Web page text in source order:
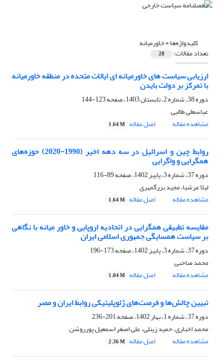
کلیدواژه‌ها =خاورمیانه
تعداد مقالات: 28
ارزیابی سیاست های خاورمیانه ای ایالات متحده در منطقه خاورمیانه
با تمرکز بر دولت بایدن
دوره 38، شماره 2، تابستان 1403، صفحه
123-144
عباسعلی طالبی
مشاهده مقاله
اصل مقاله 1.64 M
روابط چین و اسرائیل در سه دهه اخیر (1990-2020) حوزه‌های
همگرایی و واگرایی
دوره 37، شماره 3، پاییز 1402، صفحه
89-116
لیلا عرشیا، مجید بزرگمهری
مشاهده مقاله
اصل مقاله 1.64 M
مقایسه تطبیقی همگرایی در اتحادیه اروپایی و خاور میانه با نگاهی
بر سیاست همسایگی جمهوری اسلامی ایران
دوره 37، شماره 3، پاییز 1402، صفحه
173-196
محمد صاحبی
مشاهده مقاله
اصل مقاله 1.04 M
تبیین چالش‌ها و فرصت‌های ژئوپلیتیکی روابط ایران و مصر
دوره 37، شماره 1، بهار 1402، صفحه
201-236
محمد اخباری، حمید زینلی، علی اصغر اسمعیل پورروشن
مشاهده مقاله
اصل مقاله 2.36 M